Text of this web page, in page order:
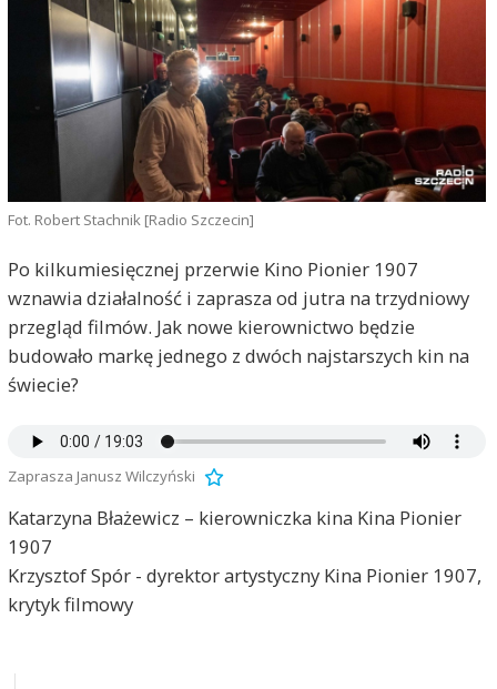
Fot. Robert Stachnik [Radio Szczecin]
Po kilkumiesięcznej przerwie Kino Pionier 1907
wznawia działalność i zaprasza od jutra na trzydniowy
przegląd filmów. Jak nowe kierownictwo będzie
budowało markę jednego z dwóch najstarszych kin na
świecie?
Zaprasza Janusz Wilczyński
Katarzyna Błażewicz – kierowniczka kina Kina Pionier
1907
Krzysztof Spór - dyrektor artystyczny Kina Pionier 1907,
krytyk filmowy